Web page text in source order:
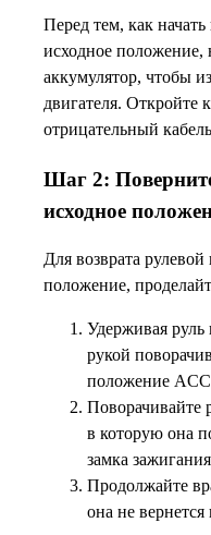
Перед тем, как
исходное положение,
аккумулятор, чтобы
двигателя. Откройте
отрицательный
Шаг 2:
исходное
Для возврата
положение,
Удерживая руль
рукой
положение
Поворачивайте
в которую она
замка
Продолжайте
она не